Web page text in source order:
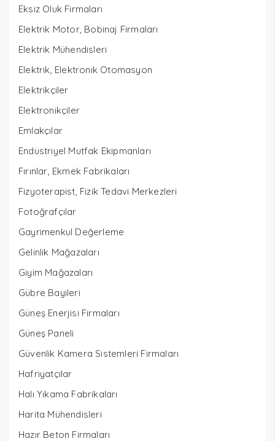
Eksiz Oluk Firmaları
Elektrik Motor, Bobinaj Firmaları
Elektrik Mühendisleri
Elektrik, Elektronik Otomasyon
Elektrikçiler
Elektronikçiler
Emlakçılar
Endüstriyel Mutfak Ekipmanları
Fırınlar, Ekmek Fabrikaları
Fizyoterapist, Fizik Tedavi Merkezleri
Fotoğrafçılar
Gayrimenkul Değerleme
Gelinlik Mağazaları
Giyim Mağazaları
Gübre Bayileri
Güneş Enerjisi Firmaları
Güneş Paneli
Güvenlik Kamera Sistemleri Firmaları
Hafriyatçılar
Halı Yıkama Fabrikaları
Harita Mühendisleri
Hazır Beton Firmaları